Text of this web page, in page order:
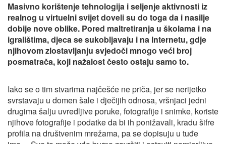
Masivno korištenje tehnologija i seljenje aktivnosti iz
realnog u virtuelni svijet doveli su do toga da i nasilje
dobije nove oblike. Pored maltretiranja u školama i na
igralištima, djeca se sukobljavaju i na Internetu, gdje
njihovom zlostavljanju svjedoči mnogo veći broj
posmatrača, koji nažalost često ostaju samo to.
Iako se o tim stvarima najčešće ne priča, jer se nerijetko
svrstavaju u domen šale i dječijih odnosa, vršnjaci jedni
drugima šalju uvredljive poruke, fotografije i snimke, koriste
njihove fotografije i podatke da bi ih ponižavali, kradu šifre
profila na društvenim mrežama, pa se dopisuju u tuđe